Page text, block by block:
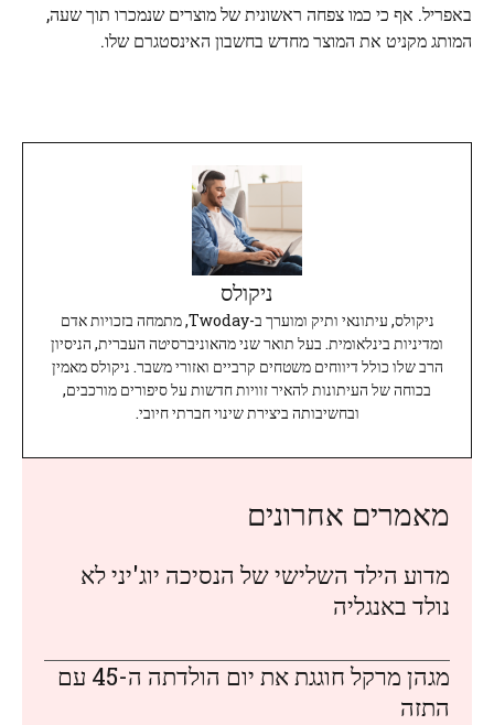
באפריל. אף כי כמו צפחה ראשונית של מוצרים שנמכרו תוך שעה,
המותג מקניט את המוצר מחדש בחשבון האינסטגרם שלו.
ניקולס
ניקולס, עיתונאי ותיק ומוערך ב-Twoday, מתמחה בזכויות אדם
ומדיניות בינלאומית. בעל תואר שני מהאוניברסיטה העברית, הניסיון
הרב שלו כולל דיווחים משטחים קרביים ואזורי משבר. ניקולס מאמין
בכוחה של העיתונות להאיר זוויות חדשות על סיפורים מורכבים,
ובחשיבותה ביצירת שינוי חברתי חיובי.
מאמרים אחרונים
מדוע הילד השלישי של הנסיכה יוג'יני לא
נולד באנגליה
מגהן מרקל חוגגת את יום הולדתה ה-45 עם
התזה